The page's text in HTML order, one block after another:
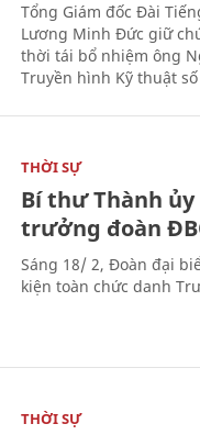
Tổng Giám đốc Đài
Lương Minh Đức giữ
thời tái bổ nhiệm ông
Truyền hình Kỹ thuật số
THỜI SỰ
Bí thư Thành
trưởng đoàn
Sáng 18/ 2, Đoàn đại
kiện toàn chức danh
THỜI SỰ